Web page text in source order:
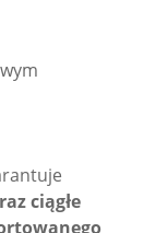
ciągłe